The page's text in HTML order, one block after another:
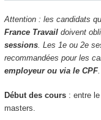
Attention : les candidats
France Travaildoivent
sessions. Les 1e ou 2e
recommandées pour les
employeur ou via le CPF.
Début des cours: entre le
masters.